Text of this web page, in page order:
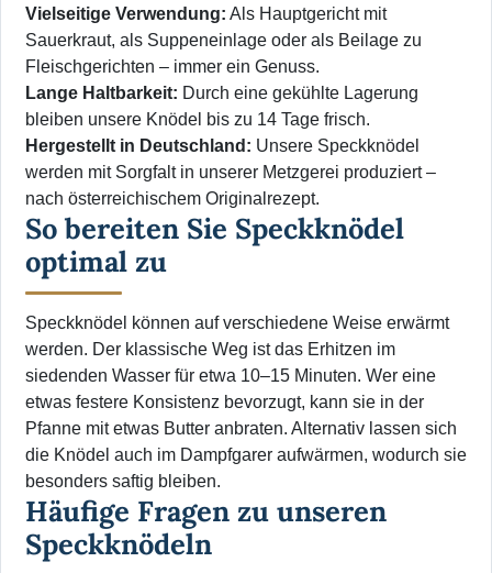
Vielseitige Verwendung: Als Hauptgericht mit
Sauerkraut, als Suppeneinlage oder als Beilage zu
Fleischgerichten – immer ein Genuss.
Lange Haltbarkeit: Durch eine gekühlte Lagerung
bleiben unsere Knödel bis zu 14 Tage frisch.
Hergestellt in Deutschland: Unsere Speckknödel
werden mit Sorgfalt in unserer Metzgerei produziert –
nach österreichischem Originalrezept.
So bereiten Sie Speckknödel
optimal zu
Speckknödel können auf verschiedene Weise erwärmt
werden. Der klassische Weg ist das Erhitzen im
siedenden Wasser für etwa 10–15 Minuten. Wer eine
etwas festere Konsistenz bevorzugt, kann sie in der
Pfanne mit etwas Butter anbraten. Alternativ lassen sich
die Knödel auch im Dampfgarer aufwärmen, wodurch sie
besonders saftig bleiben.
Häufige Fragen zu unseren
Speckknödeln